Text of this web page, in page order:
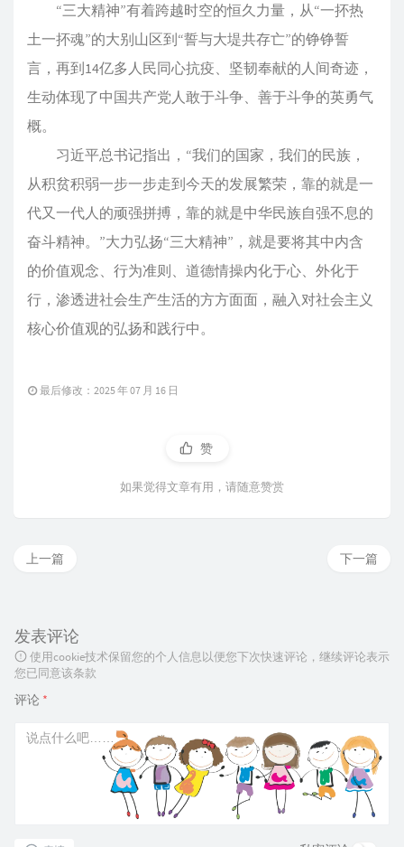
“三大精神”有着跨越时空的恒久力量，从“一抔热
土一抔魂”的大别山区到“誓与大堤共存亡”的铮铮誓
言，再到14亿多人民同心抗疫、坚韧奉献的人间奇迹，
生动体现了中国共产党人敢于斗争、善于斗争的英勇气
概。
习近平总书记指出，“我们的国家，我们的民族，
从积贫积弱一步一步走到今天的发展繁荣，靠的就是一
代又一代人的顽强拼搏，靠的就是中华民族自强不息的
奋斗精神。”大力弘扬“三大精神”，就是要将其中内含
的价值观念、行为准则、道德情操内化于心、外化于
行，渗透进社会生产生活的方方面面，融入对社会主义
核心价值观的弘扬和践行中。
最后修改：2025 年 07 月 16 日
赞
如果觉得文章有用，请随意赞赏
下一篇
上一篇
发表评论
使用cookie技术保留您的个人信息以便您下次快速评论，继续评论表示
您已同意该条款
评论 *